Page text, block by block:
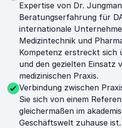
Expertise von Dr.
Beratungserfahrung für
internationale
Medizintechnik und
Kompetenz erstreckt sich
und den gezielten Einsatz
medizinischen Praxis.
Verbindung zwischen
Sie sich von einem
gleichermaßen im
Geschäftswelt zuhause